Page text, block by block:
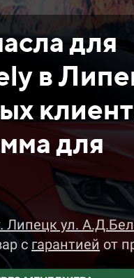
для
в
для
Липецк ул.
с гарантией от